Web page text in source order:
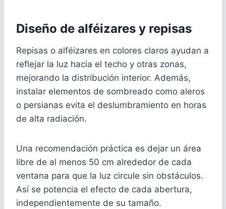
Diseño de alféizares y repisas
Repisas o alféizares en colores claros ayudan a
reflejar la luz hacia el techo y otras zonas,
mejorando la distribución interior. Además,
instalar elementos de sombreado como aleros
o persianas evita el deslumbramiento en horas
de alta radiación.
Una recomendación práctica es dejar un área
libre de al menos 50 cm alrededor de cada
ventana para que la luz circule sin obstáculos.
Así se potencia el efecto de cada abertura,
independientemente de su tamaño.